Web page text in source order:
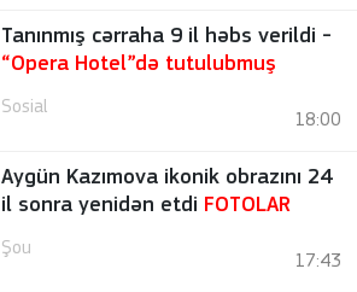
Tanınmış cərraha 9 il həbs verildi -
“Opera Hotel”də tutulubmuş
Sosial
18:00
Aygün Kazımova ikonik obrazını 24
il sonra yenidən etdi FOTOLAR
Şou
17:43